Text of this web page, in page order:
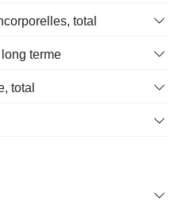
total
terme
total